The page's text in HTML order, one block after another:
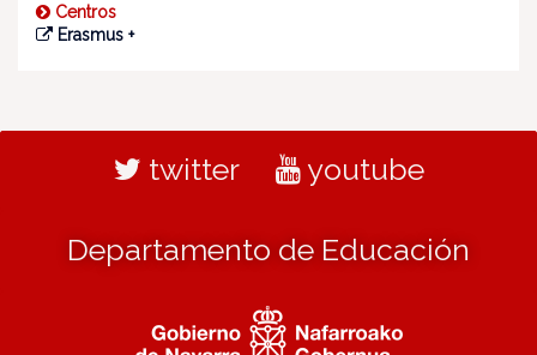
Centros
Erasmus +
twitter youtube
Departamento de Educación